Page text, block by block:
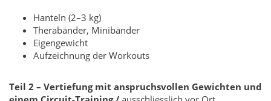
Hanteln (2–3 kg)
Therabänder, Minibänder
Eigengewicht
Aufzeichnung der Workouts
Teil 2 – Vertiefung mit anspruchsvollen Gewichten und